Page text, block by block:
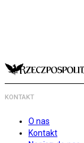
KONTAKT
O nas
Kontakt